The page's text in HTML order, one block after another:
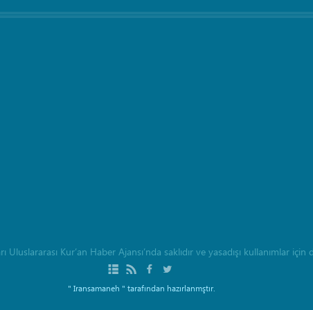
Kur’an Haber Ajansı’nda saklıdır ve yasadışı kullanımlar için
" Iransamaneh " tarafından hazırlanmştır.